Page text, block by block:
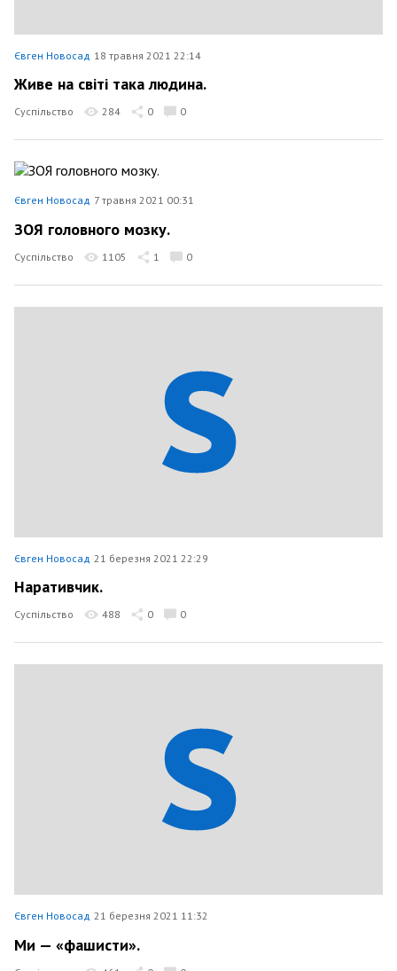
Євген Новосад 18 травня 2021 22:14
Живе на світі така людина.
Суспільство 284 0 0
Євген Новосад 7 травня 2021 00:31
ЗОЯ головного мозку.
Суспільство 1105 1 0
Євген Новосад 21 березня 2021 22:29
Наративчик.
Суспільство 488 0 0
Євген Новосад 21 березня 2021 11:32
Ми — «фашисти».